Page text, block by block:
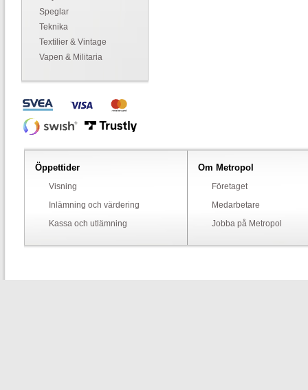
Speglar
Teknika
Textilier & Vintage
Vapen & Militaria
Öppettider
Visning
Inlämning och värdering
Kassa och utlämning
Om Metropol
Företaget
Medarbetare
Jobba på Metropol